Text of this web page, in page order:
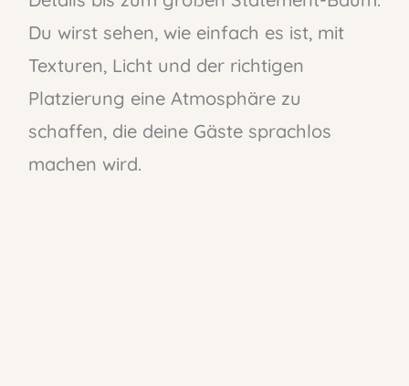
Du wirst sehen, wie einfach es ist, mit
Texturen, Licht und der richtigen
Platzierung eine Atmosphäre zu
schaffen, die deine Gäste sprachlos
machen wird.